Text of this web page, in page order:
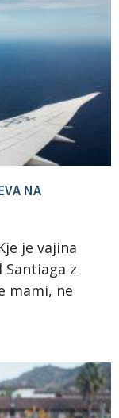
NA
je vajina
Santiaga z
mami, ne